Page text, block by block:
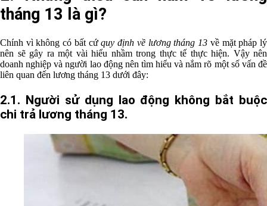
tháng 13 là gì?
Chính vì không có bất cứquy định về lương tháng 13 về mặt pháp lý
nên sẽ gây ra một vài hiểu nhầm trong thực tế thực hiện. Vậy nên
doanh nghiệp và người lao động nên tìm hiểu và nắm rõ một số vấn đề
liên quan đến lương tháng 13 dưới đây:
2.1. Người sử dụng lao động không bắt buộc
chi trả lương tháng 13.